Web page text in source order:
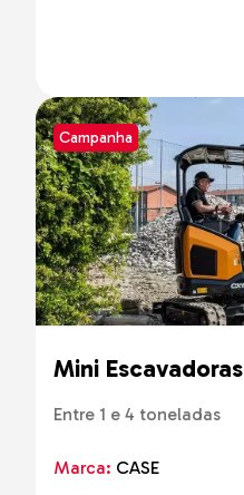
Campanha
Mini Escavadoras
Entre 1 e 4 toneladas
Marca: CASE